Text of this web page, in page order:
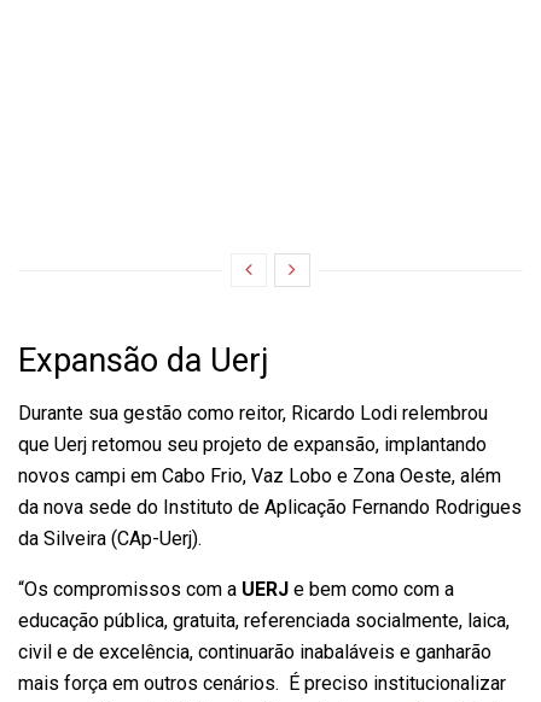
Expansão da Uerj
Durante sua gestão como reitor, Ricardo Lodi relembrou
que Uerj retomou seu projeto de expansão, implantando
novos campi em Cabo Frio, Vaz Lobo e Zona Oeste, além
da nova sede do Instituto de Aplicação Fernando Rodrigues
da Silveira (CAp-Uerj).
“Os compromissos com a UERJ e bem como com a
educação pública, gratuita, referenciada socialmente, laica,
civil e de excelência, continuarão inabaláveis e ganharão
mais força em outros cenários. É preciso institucionalizar